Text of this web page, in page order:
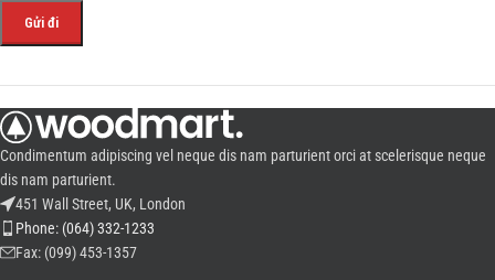
Condimentum adipiscing vel neque dis nam parturient orci at scelerisque neque
dis nam parturient.
451 Wall Street, UK, London
Phone: (064) 332-1233
Fax: (099) 453-1357